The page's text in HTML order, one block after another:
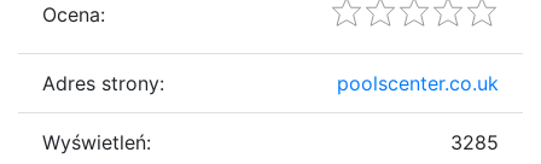
Ocena:
Adres strony: poolscenter.co.uk
Wyświetleń: 3285